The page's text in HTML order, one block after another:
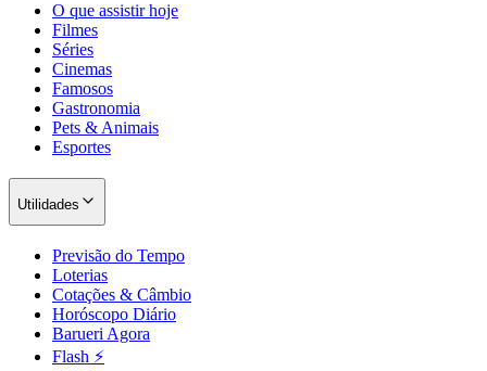
O que assistir hoje
Filmes
Séries
Cinemas
Famosos
Gastronomia
Pets & Animais
Esportes
Utilidades
Previsão do Tempo
Loterias
Cotações & Câmbio
Horóscopo Diário
Barueri Agora
Flash ⚡